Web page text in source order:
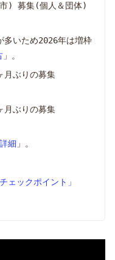
) 募集(個人＆団体)
いため2026年は増枠
」。
ぶりの募集
ぶりの募集
詳細 」。
ェックポイント」